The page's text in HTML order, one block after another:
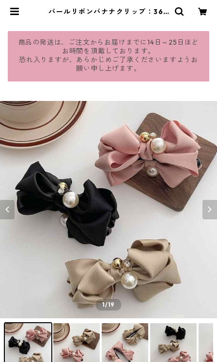
パールリボンバナナクリップ：364
商品の発送は、ご注文からお届けまでに14日～25日ほど
お時間を頂戴しております。
恐れ入りますが、あらかじめご了承くださいますようお
願い申し上げます。
1/19